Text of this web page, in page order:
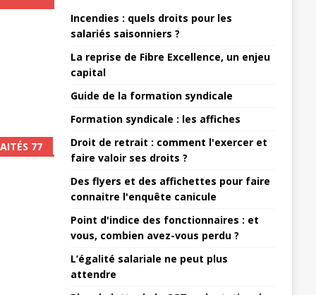
77
Incendies : quels droits pour les
salariés saisonniers ?
La reprise de Fibre Excellence, un enjeu
capital
Guide de la formation syndicale
Formation syndicale : les affiches
Droit de retrait : comment l'exercer et
faire valoir ses droits ?
Des flyers et des affichettes pour faire
connaitre l'enquête canicule
Point d'indice des fonctionnaires : et
vous, combien avez-vous perdu ?
L’égalité salariale ne peut plus
attendre